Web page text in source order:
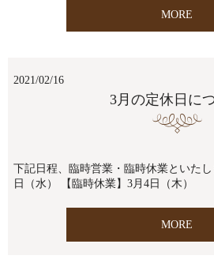
MORE
2021/02/16
3月の定休日に
下記日程、臨時営業・臨時休業といた
日（水） 【臨時休業】3月4日（木）
MORE